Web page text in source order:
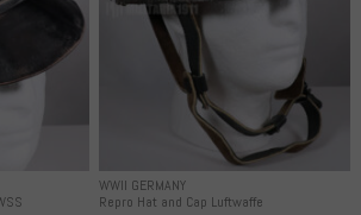
WWII GERMANY
Repro Hat and Cap Luftwaffe